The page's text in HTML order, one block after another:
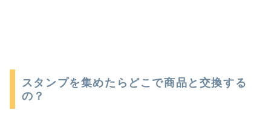
スタンプを集めたらどこで商品と交換する
の？